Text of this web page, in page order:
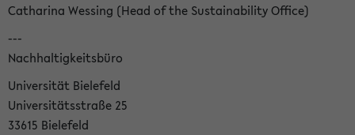
Catharina Wessing (Head of the Sustainability Office)
---
Nachhaltigkeitsbüro
Universität Bielefeld
Universitätsstraße 25
33615 Bielefeld